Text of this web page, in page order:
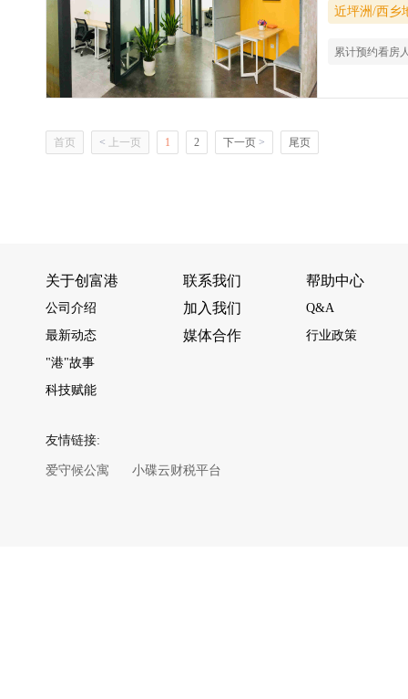
近坪洲/西乡
累计预约看房
首页 < 上一页 1 2 下一页 > 尾页
关于创富港
公司介绍
最新动态
"港"故事
科技赋能
联系我们
加入我们
媒体合作
帮助中心
Q&A
行业政策
友情链接:
爱守候公寓 小碟云财税平台